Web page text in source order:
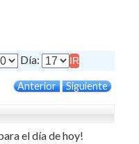
Día:
Anterior Siguiente
el día de hoy!